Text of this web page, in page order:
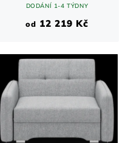
DODÁNÍ 1-4 TÝDNY
od 12 219 Kč